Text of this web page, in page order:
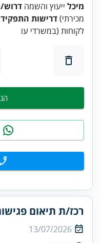
מיכל ייעוץ והשמה
מכירתי)דרישות
לקוחות (במשרדי עו
רכז/ת תיאום
13/07/2026